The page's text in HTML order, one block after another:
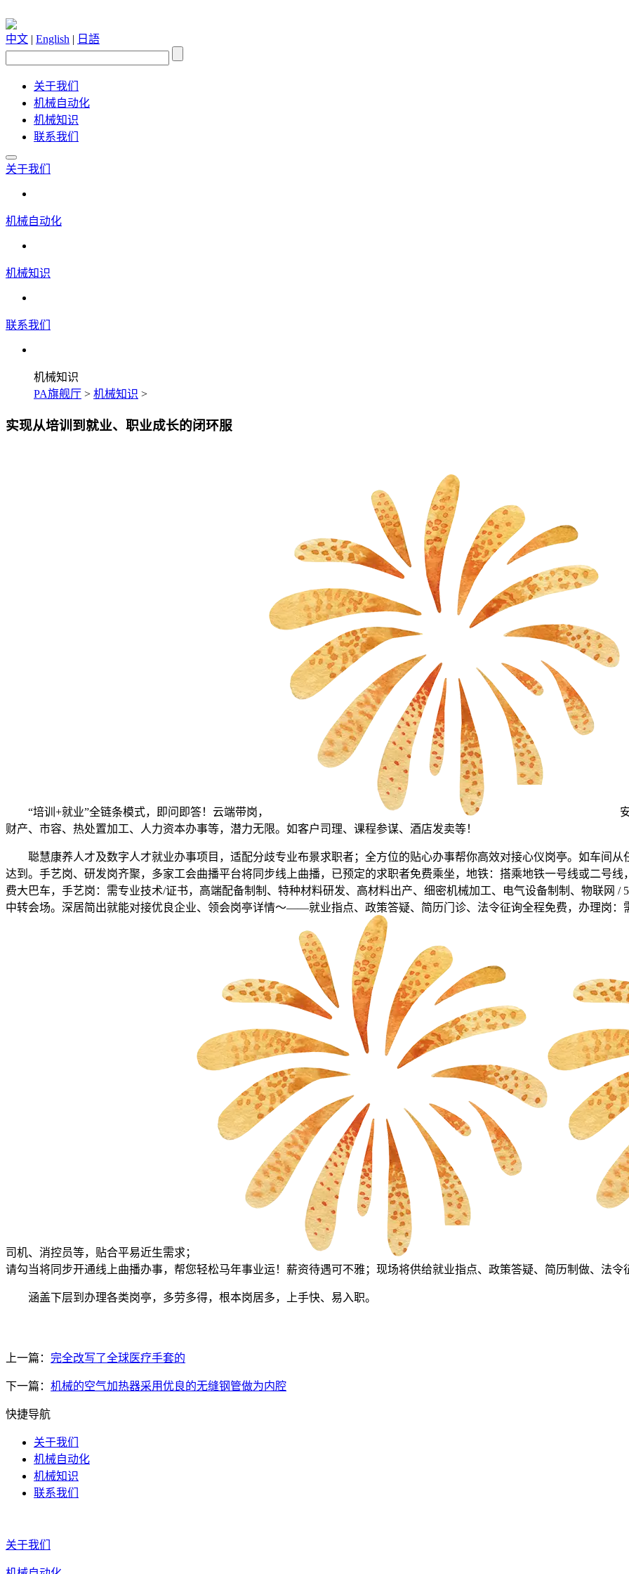
中文 | English | 日語
关于我们
机械自动化
机械知识
联系我们
关于我们
机械自动化
机械知识
联系我们
机械知识
PA旗舰厅 > 机械知识 >
实现从培训到就业、职业成长的闭环服
“培训+就业”全链条模式，即问即答！云端带岗，
财产、市容、热处置加工、人力资本办事等，潜力无限。如客户司理、课程参谋、酒店发卖等！
聪慧康养人才及数字人才就业办事项目，适配分歧专业布景求职者；全方位的贴心办事帮你高效对接心仪岗亭。如车间从
达到。手艺岗、研发岗齐聚，多家工会曲播平台将同步线上曲播，已预定的求职者免费乘坐，地铁：搭乘地铁一号线或二号
费大巴车，手艺岗：需专业技术/证书，高端配备制制、特种材料研发、高材料出产、细密机械加工、电气设备制制、物联网
中转会场。深居简出就能对接优良企业、领会岗亭详情～——就业指点、政策答疑、简历门诊、法令征询全程免费，办理岗
司机、消控员等，贴合平易近生需求；
请勾当将同步开通线上曲播办事，帮您轻松马年事业运！薪资待遇可不雅；现场将供给就业指点、政策答疑、简历制做、法令
涵盖下层到办理各类岗亭，多劳多得，根本岗居多，上手快、易入职。
上一篇： 完全改写了全球医疗手套的
下一篇： 机械的空气加热器采用优良的无缝钢管做为内腔
快捷导航
关于我们
机械自动化
机械知识
联系我们
关于我们